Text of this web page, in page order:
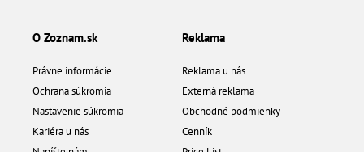
O Zoznam.sk
Právne informácie
Ochrana súkromia
Nastavenie súkromia
Kariéra u nás
Reklama
Reklama u nás
Externá reklama
Obchodné podmienky
Cenník